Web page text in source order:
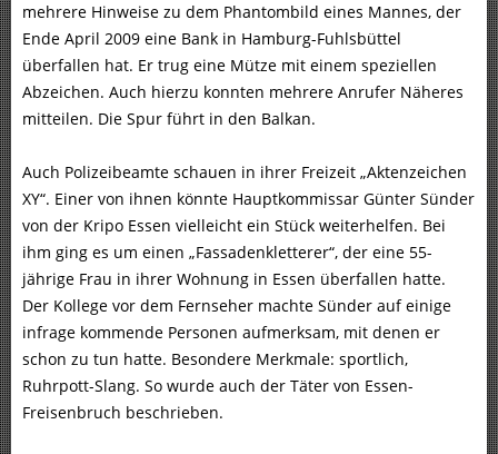
mehrere Hinweise zu dem Phantombild eines Mannes, der
Ende April 2009 eine Bank in Hamburg-Fuhlsbüttel
überfallen hat. Er trug eine Mütze mit einem speziellen
Abzeichen. Auch hierzu konnten mehrere Anrufer Näheres
mitteilen. Die Spur führt in den Balkan.
Auch Polizeibeamte schauen in ihrer Freizeit „Aktenzeichen
XY“. Einer von ihnen könnte Hauptkommissar Günter Sünder
von der Kripo Essen vielleicht ein Stück weiterhelfen. Bei
ihm ging es um einen „Fassadenkletterer“, der eine 55-
jährige Frau in ihrer Wohnung in Essen überfallen hatte.
Der Kollege vor dem Fernseher machte Sünder auf einige
infrage kommende Personen aufmerksam, mit denen er
schon zu tun hatte. Besondere Merkmale: sportlich,
Ruhrpott-Slang. So wurde auch der Täter von Essen-
Freisenbruch beschrieben.